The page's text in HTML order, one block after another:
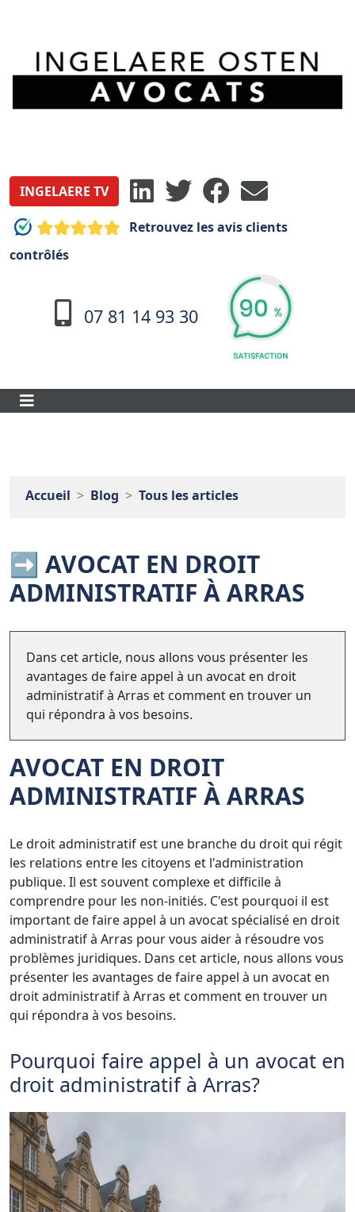
INGELAERE TV
Retrouvez les avis clients
contrôlés
07 81 14 93 30
Accueil Blog Tous les articles
➡️ AVOCAT EN DROIT
ADMINISTRATIF À ARRAS
Dans cet article, nous allons vous présenter les
avantages de faire appel à un avocat en droit
administratif à Arras et comment en trouver un
qui répondra à vos besoins.
AVOCAT EN DROIT
ADMINISTRATIF À ARRAS
Le droit administratif est une branche du droit qui régit
les relations entre les citoyens et l'administration
publique. Il est souvent complexe et difficile à
comprendre pour les non-initiés. C'est pourquoi il est
important de faire appel à un avocat spécialisé en droit
administratif à Arras pour vous aider à résoudre vos
problèmes juridiques. Dans cet article, nous allons vous
présenter les avantages de faire appel à un avocat en
droit administratif à Arras et comment en trouver un
qui répondra à vos besoins.
Pourquoi faire appel à un avocat en
droit administratif à Arras?